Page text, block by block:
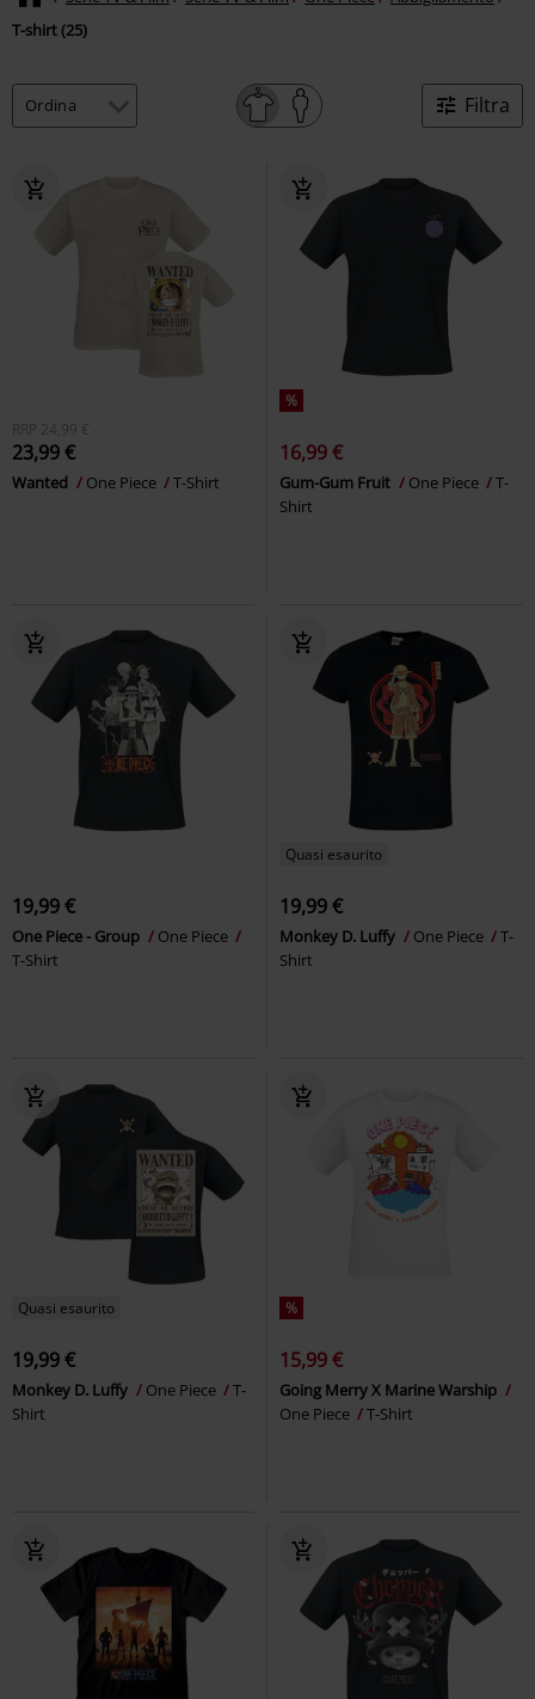
T-shirt (25)
Filtra
RRP 24,99 €
23,99 €
Wanted One Piece T-Shirt
%
16,99 €
Gum-Gum Fruit One Piece
T-
Shirt
19,99 €
One Piece - Group
One Piece
T-Shirt
Quasi esaurito
19,99 €
Monkey D. Luffy One Piece
T-
Shirt
Quasi esaurito
19,99 €
Monkey D. Luffy One Piece
T-
Shirt
%
15,99 €
Going Merry X Marine Warship
One Piece
T-Shirt